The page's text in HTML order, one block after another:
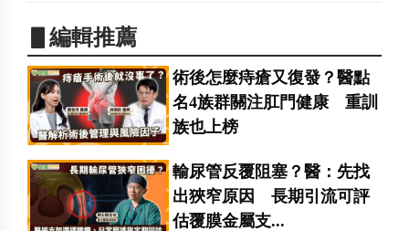
▋編輯推薦
術後怎麼痔瘡又復發？醫點
名4族群關注肛門健康 重訓
族也上榜
輸尿管反覆阻塞？醫：先找
出狹窄原因 長期引流可評
估覆膜金屬支...